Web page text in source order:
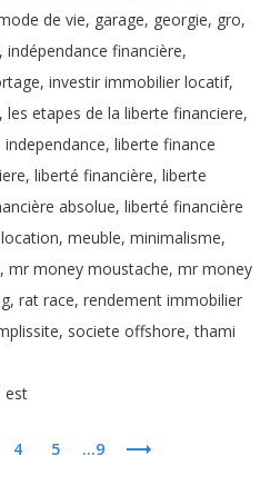
de vie, garage, georgie, gro,
, indépendance financière,
, investir immobilier locatif,
, les etapes de la liberte financiere,
independance, liberte finance
, liberté financière, liberte
absolue, liberté financière
location, meuble, minimalisme,
, mr money moustache, mr money
, rat race, rendement immobilier
, societe offshore,thami
est
4 5 ...9